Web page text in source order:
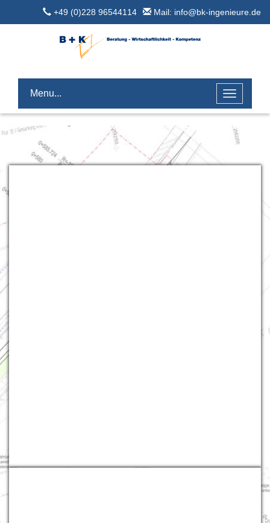
Mail: info@bk-ingenieure.de
+49 (0)228 96544114
Menu...
Toggle